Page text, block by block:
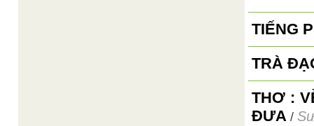
TIẾNG
TRÀ
THƠ :
ĐƯA /